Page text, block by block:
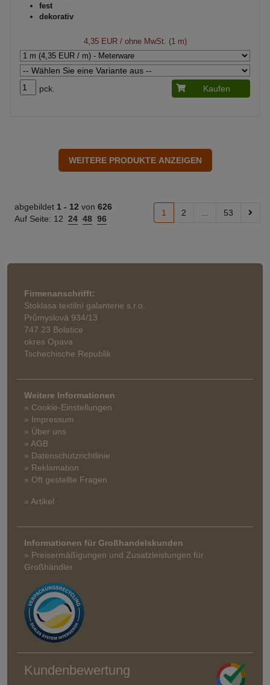
fest
dekorativ
4,35 EUR/ ohne MwSt. (1 m)
pck. Kaufen
abgebildet 1 - 12 von 626
Auf Seite: 12 24 48 96
1 2 53
Firmenanschrifft:
Stoklasa textilní galanterie s.r.o.
Průmyslová 934/13
747 23 Bolatice
okres Opava
Tschechische Republik
Weitere Informationen
» Cookie-Einstellungen
» Impressum
» Über uns
» AGB
» Datenschutzrichtlinie
» Reklamation
» Oft gestellte Fragen
» Artikel
Informationen für Großhandelskunden
» Preisermäßigungen und Zusatzleistungen für
Großhändler
Kundenbewertung